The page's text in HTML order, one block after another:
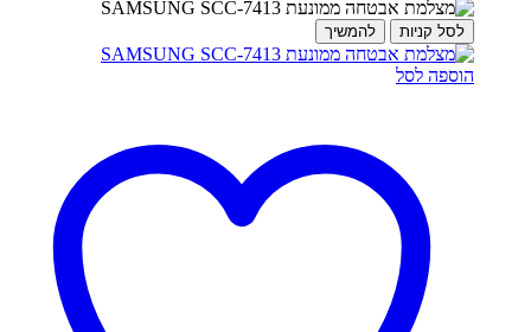
לסל קניות להמשיך
הוספה לסל